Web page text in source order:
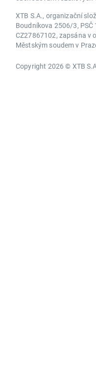
XTB S.A., organizační
Boudníkova 2506/3, PSČ
CZ27867102, zapsána v
Městským soudem v
Copyright 2026 © XTB